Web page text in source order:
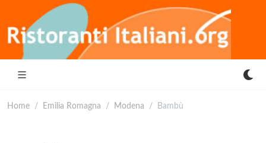
Home Emilia Romagna Modena Bambù